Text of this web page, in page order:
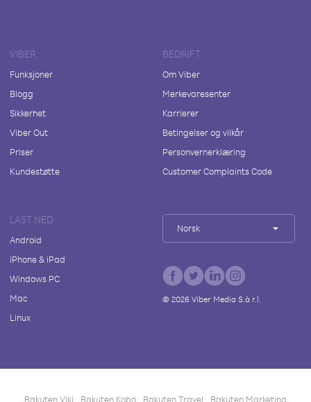
VIBER
Funksjoner
Blogg
Sikkerhet
Viber Out
Priser
Kundestøtte
BEDRIFT
Om Viber
Merkevaresenter
Karrierer
Betingelser og vilkår
Personvernerklæring
Customer Complaints Code
LAST NED
Android
iPhone & iPad
Windows PC
Mac
Linux
Norsk
© 2026Viber Media S.à r.l.
Rakuten Viki Rakuten Kobo Rakuten Travel Rakuten Marketing